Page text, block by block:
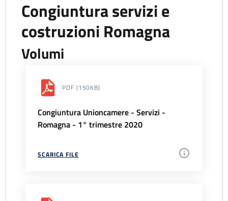
Congiuntura servizi e
costruzioni Romagna
Volumi
PDF (150KB)
Congiuntura Unioncamere - Servizi -
Romagna - 1° trimestre 2020
SCARICA FILE